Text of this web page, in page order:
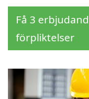
Få 3
förpliktelser